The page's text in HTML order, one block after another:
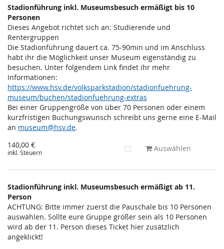
Stadionführung inkl. Museumsbesuch ermäßigt bis 10
Personen
Dieses Angebot richtet sich an: Studierende und
Rentergruppen
Die Stadionführung dauert ca. 75-90min und im Anschluss
habt ihr die Möglichkeit unser Museum eigenständig zu
besuchen. Unter folgendem Link findet ihr mehr
Informationen:
https://www.hsv.de/volksparkstadion/stadionfuehrung-
museum/buchen/stadionfuehrung-extras
Bei einer Gruppengröße von über 70 Personen oder einem
kurzfristigen Buchungswunsch schreibt uns gerne eine E-Mail
an museum@hsv.de.
140,00 €
inkl. Steuern Auswählen
Stadionführung inkl. Museumsbesuch ermäßigt ab 11.
Person
ACHTUNG: Bitte immer zuerst die Pauschale bis 10 Personen
auswählen. Sollte eure Gruppe größer sein als 10 Personen
wird ab der 11. Person dieses Ticket hier zusätzlich
angeklickt!